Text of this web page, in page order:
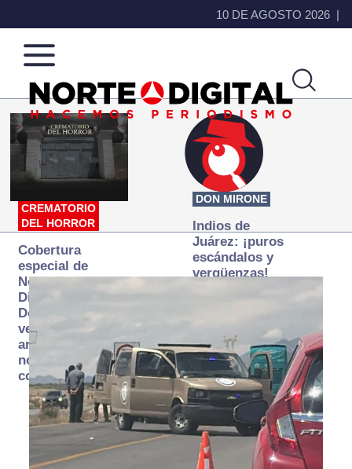
10 DE AGOSTO 2026
Norte
de
Ciudad
Más
que
noticias,
hacemos periodismo
CREMATORIO
DEL HORROR
Cobertura
especial de
Norte
Digital:
Donde la
verdad
arde… pero
no se
consume
DON MIRONE
Indios de
Juárez: ¡puros
escándalos y
vergüenzas!